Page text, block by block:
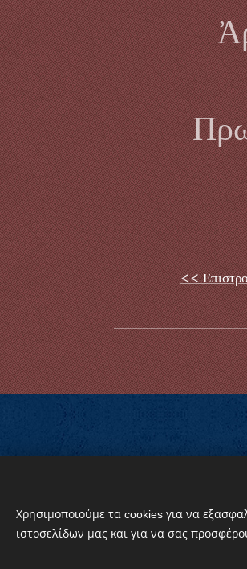
<<
Cookies
Χρησιμοποιούμε τα cookies για να
ιστοσελίδων μας και για να σας